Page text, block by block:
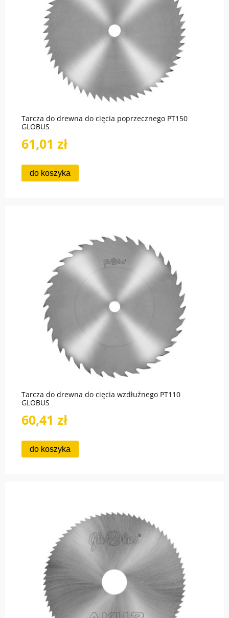
Tarcza do drewna do cięcia poprzecznego PT150
GLOBUS
61,01 zł
do koszyka
Tarcza do drewna do cięcia wzdłużnego PT110
GLOBUS
60,41 zł
do koszyka